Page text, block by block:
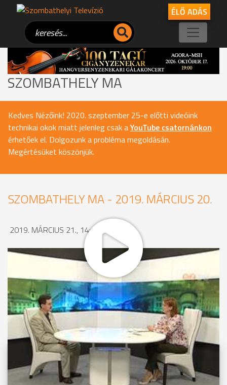
ÉLŐ ADÁS
SZOMBATHELY MA
Kedves Nézőink! 2020. szeptember 25-e előtti videóink
technikai okok miatt jelenleg csak aYouTube csatornánkon
érhetőek el. Dolgozunk a probléma megoldásán.
Megértésüket köszönjük.
SZOMBATHELY MA - 2019. MÁRCIUS 20.
2019. MÁRCIUS 21., 14:19
MEGOSZTÁS
Videóink megtekinthetőek
Youtube-csatornánkon is!